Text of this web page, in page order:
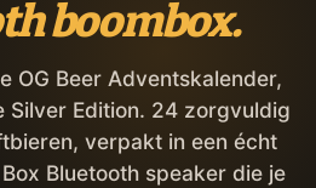
boombox.
OG Beer Adventskalender,
Silver Edition. 24 zorgvuldig
verpakt in een écht
Bluetooth speaker die je